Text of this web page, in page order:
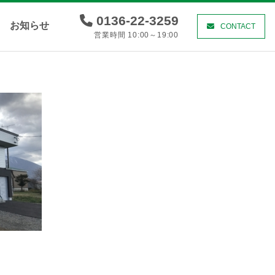
お知らせ 0136-22-3259
営業時間 10:00～19:00
CONTACT